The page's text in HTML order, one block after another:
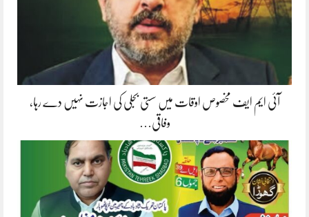
آئی ایم ایف مخصوص اوقات میں سستی بجلی کی اجازت نہیں دے رہا،
وفاقی…